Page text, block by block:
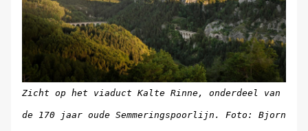
Zicht op het viaduct Kalte Rinne, onderdeel van
de 170 jaar oude Semmeringspoorlijn. Foto: Bjorn